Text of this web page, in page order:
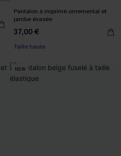
Pantalon à imprimé ornemental et
jambe évasée
37,00 €
Taille haute
NEW